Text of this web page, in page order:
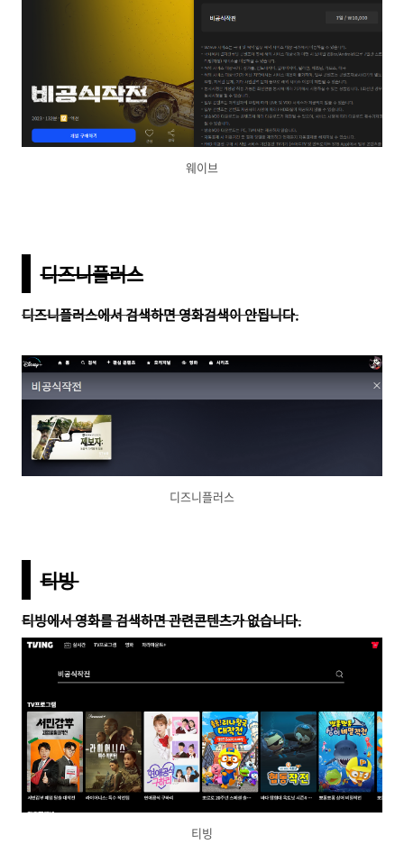
웨이브
디즈니플러스
디즈니플러스에서 검색하면 영화검색이 안됩니다.
디즈니플러스
티빙
티빙에서 영화를 검색하면 관련콘텐츠가 없습니다.
티빙